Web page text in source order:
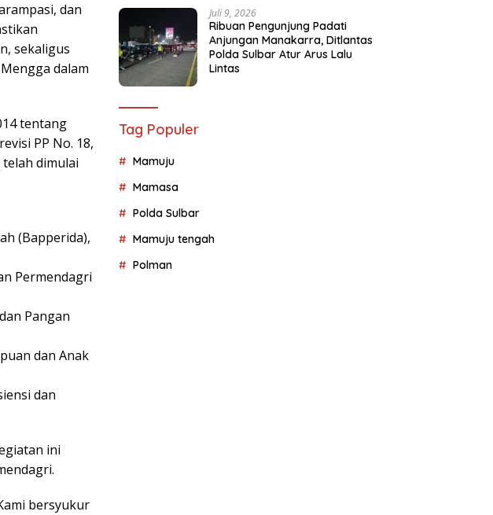
dan
sekaligus
dalam
tentang
PP No. 18,
dimulai
(Bapperida),
Permendagri
Pangan
dan Anak
dan
ini
bersyukur
Juli 9, 2026
Ribuan Pengunjung Padati
Anjungan Manakarra, Ditlantas
Polda Sulbar Atur Arus Lalu
Lintas
Tag Populer
Mamuju
Mamasa
Polda Sulbar
Mamuju tengah
Polman